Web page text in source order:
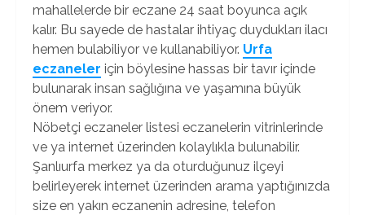
mahallelerde bir eczane 24 saat boyunca açık
kalır. Bu sayede de hastalar ihtiyaç duydukları ilacı
hemen bulabiliyor ve kullanabiliyor. Urfa
eczaneler için böylesine hassas bir tavır içinde
bulunarak insan sağlığına ve yaşamına büyük
önem veriyor.
Nöbetçi eczaneler listesi eczanelerin vitrinlerinde
ve ya internet üzerinden kolaylıkla bulunabilir.
Şanlıurfa merkez ya da oturduğunuz ilçeyi
belirleyerek internet üzerinden arama yaptığınızda
size en yakın eczanenin adresine, telefon